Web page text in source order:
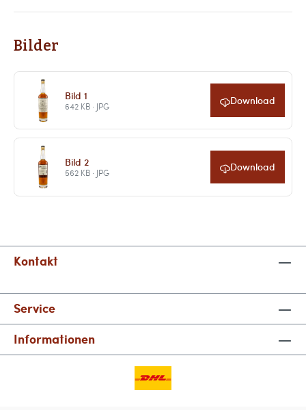
Bilder
Bild 1
642 KB · JPG Download
Bild 2
562 KB · JPG Download
Kontakt
Service
Informationen